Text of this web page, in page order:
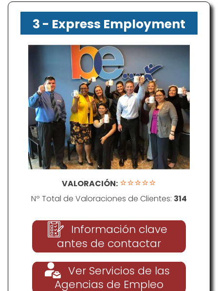
3 - Express Employment
Professionals
VALORACIÓN: ⭐⭐⭐⭐⭐
Nº Total de Valoraciones de Clientes: 314
Información clave
antes de contactar
Ver Servicios de las
Agencias de Empleo